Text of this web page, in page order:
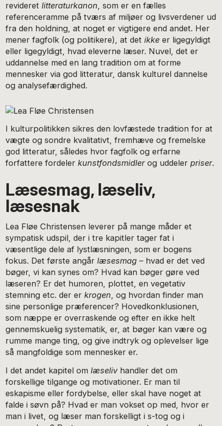
revideret litteraturkanon, som er en fælles
referenceramme på tværs af miljøer og livsverdener ud
fra den holdning, at noget er vigtigere end andet. Her
mener fagfolk (og politikere), at detikkeer ligegyldigt
eller ligegyldigt, hvad eleverne læser. Nuvel, det er
uddannelse med en lang tradition om at forme
mennesker via god litteratur, dansk kulturel dannelse
og analysefærdighed.
I kulturpolitikken sikres den lovfæstede tradition for at
vægte og sondre kvalitativt, fremhæve og fremelske
god litteratur, således hvor fagfolk og erfarne
forfattere fordelerkunstfondsmidlerog uddelerpriser.
Læsesmag, læseliv,
læsesnak
Lea Fløe Christensen leverer på mange måder et
sympatisk udspil, der i tre kapitler tager fat i
væsentlige dele af lystlæsningen, som er bogens
fokus. Det første angårlæsesmag – hvad er det ved
bøger, vi kan synes om? Hvad kan bøger gøre ved
læseren? Er det humoren, plottet, en vegetativ
stemning etc. der erkrogen, og hvordan finder man
sine personlige præferencer? Hovedkonklusionen,
som næppe er overraskende og efter en ikke helt
gennemskuelig systematik, er, at bøger kan være og
rumme mange ting, og give indtryk og oplevelser lige
så mangfoldige som mennesker er.
I det andet kapitel omlæselivhandler det om
forskellige tilgange og motivationer. Er man til
eskapisme eller fordybelse, eller skal have noget at
falde i søvn på? Hvad er man vokset op med, hvor er
man i livet, og læser man forskelligt i s-tog og i